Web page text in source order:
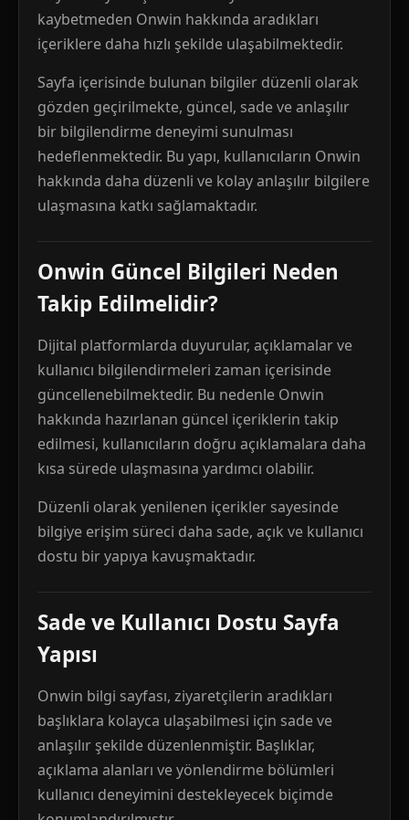
kaybetmeden Onwin hakkında aradıkları
içeriklere daha hızlı şekilde ulaşabilmektedir.
Sayfa içerisinde bulunan bilgiler düzenli olarak
gözden geçirilmekte, güncel, sade ve anlaşılır
bir bilgilendirme deneyimi sunulması
hedeflenmektedir. Bu yapı, kullanıcıların Onwin
hakkında daha düzenli ve kolay anlaşılır bilgilere
ulaşmasına katkı sağlamaktadır.
Onwin Güncel Bilgileri Neden
Takip Edilmelidir?
Dijital platformlarda duyurular, açıklamalar ve
kullanıcı bilgilendirmeleri zaman içerisinde
güncellenebilmektedir. Bu nedenle Onwin
hakkında hazırlanan güncel içeriklerin takip
edilmesi, kullanıcıların doğru açıklamalara daha
kısa sürede ulaşmasına yardımcı olabilir.
Düzenli olarak yenilenen içerikler sayesinde
bilgiye erişim süreci daha sade, açık ve kullanıcı
dostu bir yapıya kavuşmaktadır.
Sade ve Kullanıcı Dostu Sayfa
Yapısı
Onwin bilgi sayfası, ziyaretçilerin aradıkları
başlıklara kolayca ulaşabilmesi için sade ve
anlaşılır şekilde düzenlenmiştir. Başlıklar,
açıklama alanları ve yönlendirme bölümleri
kullanıcı deneyimini destekleyecek biçimde